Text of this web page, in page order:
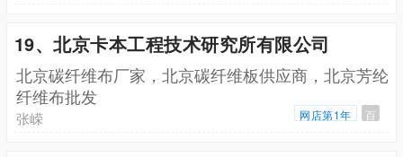
19、北京卡本工程技术研究所有限公司
北京碳纤维布厂家，北京碳纤维板供应商，北京芳纶
纤维布批发
张嵘 网店第1年 百